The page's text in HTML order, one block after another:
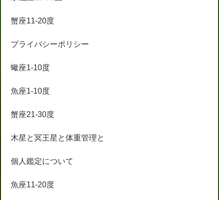
蟹座11-20度
プライバシーポリシー
蠍座1-10度
魚座1-10度
蟹座21-30度
木星と冥王星と体重管理と
個人鑑定について
魚座11-20度